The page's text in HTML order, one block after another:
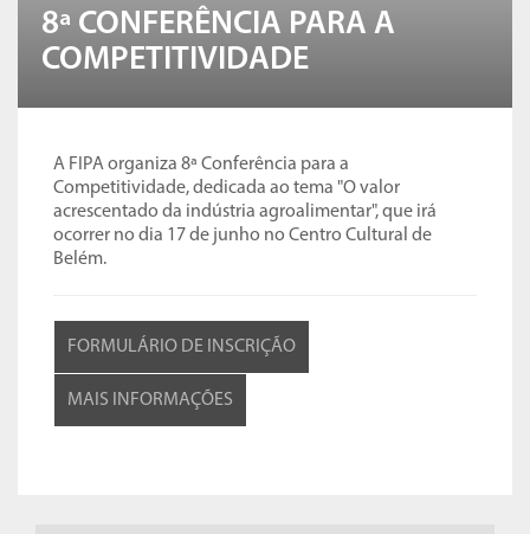
8ª CONFERÊNCIA PARA A
COMPETITIVIDADE
A FIPA organiza 8ª Conferência para a
Competitividade, dedicada ao tema "O valor
acrescentado da indústria agroalimentar", que irá
ocorrer no dia 17 de junho no Centro Cultural de
Belém.
FORMULÁRIO DE INSCRIÇÃO
MAIS INFORMAÇÕES